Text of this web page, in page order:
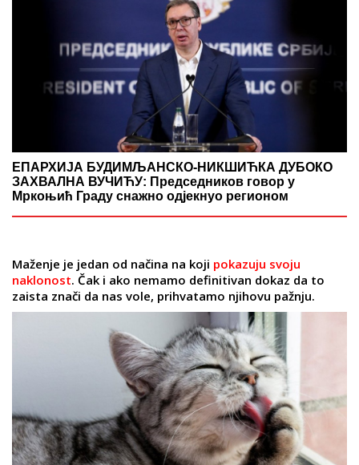
ЕПАРХИЈА БУДИМЉАНСКО-НИКШИЋКА ДУБОКО
ЗАХВАЛНА ВУЧИЋУ: Председников говор у
Мркоњић Граду снажно одјекнуо регионом
Maženje je jedan od načina na koji pokazuju svoju
naklonost. Čak i ako nemamo definitivan dokaz da to
zaista znači da nas vole, prihvatamo njihovu pažnju.